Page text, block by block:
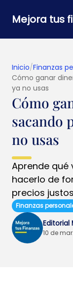
Mejora tus
Inicio/Finanzas
Cómo ganar
ya no usas
Cómo
sacando
no usas
Aprende qué
hacerlo de
precios
Finanzas
Editorial
10 de